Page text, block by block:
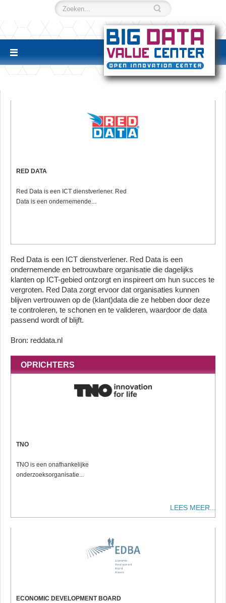
RED DATA
Red Data is een ICT dienstverlener. Red
Data is een ondernemende...
Red Data is een ICT dienstverlener. Red Data is een
ondernemende en betrouwbare organisatie die dagelijks
klanten op ICT-gebied ontzorgt en inspireert om hun succes te
vergroten. Red Data zorgt ervoor dat organisaties kunnen
blijven vertrouwen op de (klant)data die ze hebben door deze
te controleren, te schonen en te valideren, waardoor de data
passend wordt of blijft.
Bron: reddata.nl
OPRICHTERS
TNO
TNO is een onafhankelijke
onderzoeksorganisatie...
LEES MEER...
ECONOMIC DEVELOPMENT BOARD